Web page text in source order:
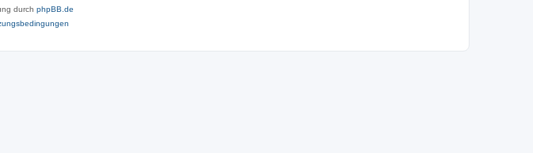
durch phpBB.de